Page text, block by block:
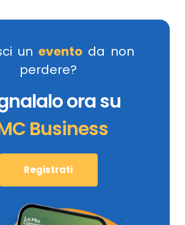
un evento da non
perdere?
ora su
Business
Registrati